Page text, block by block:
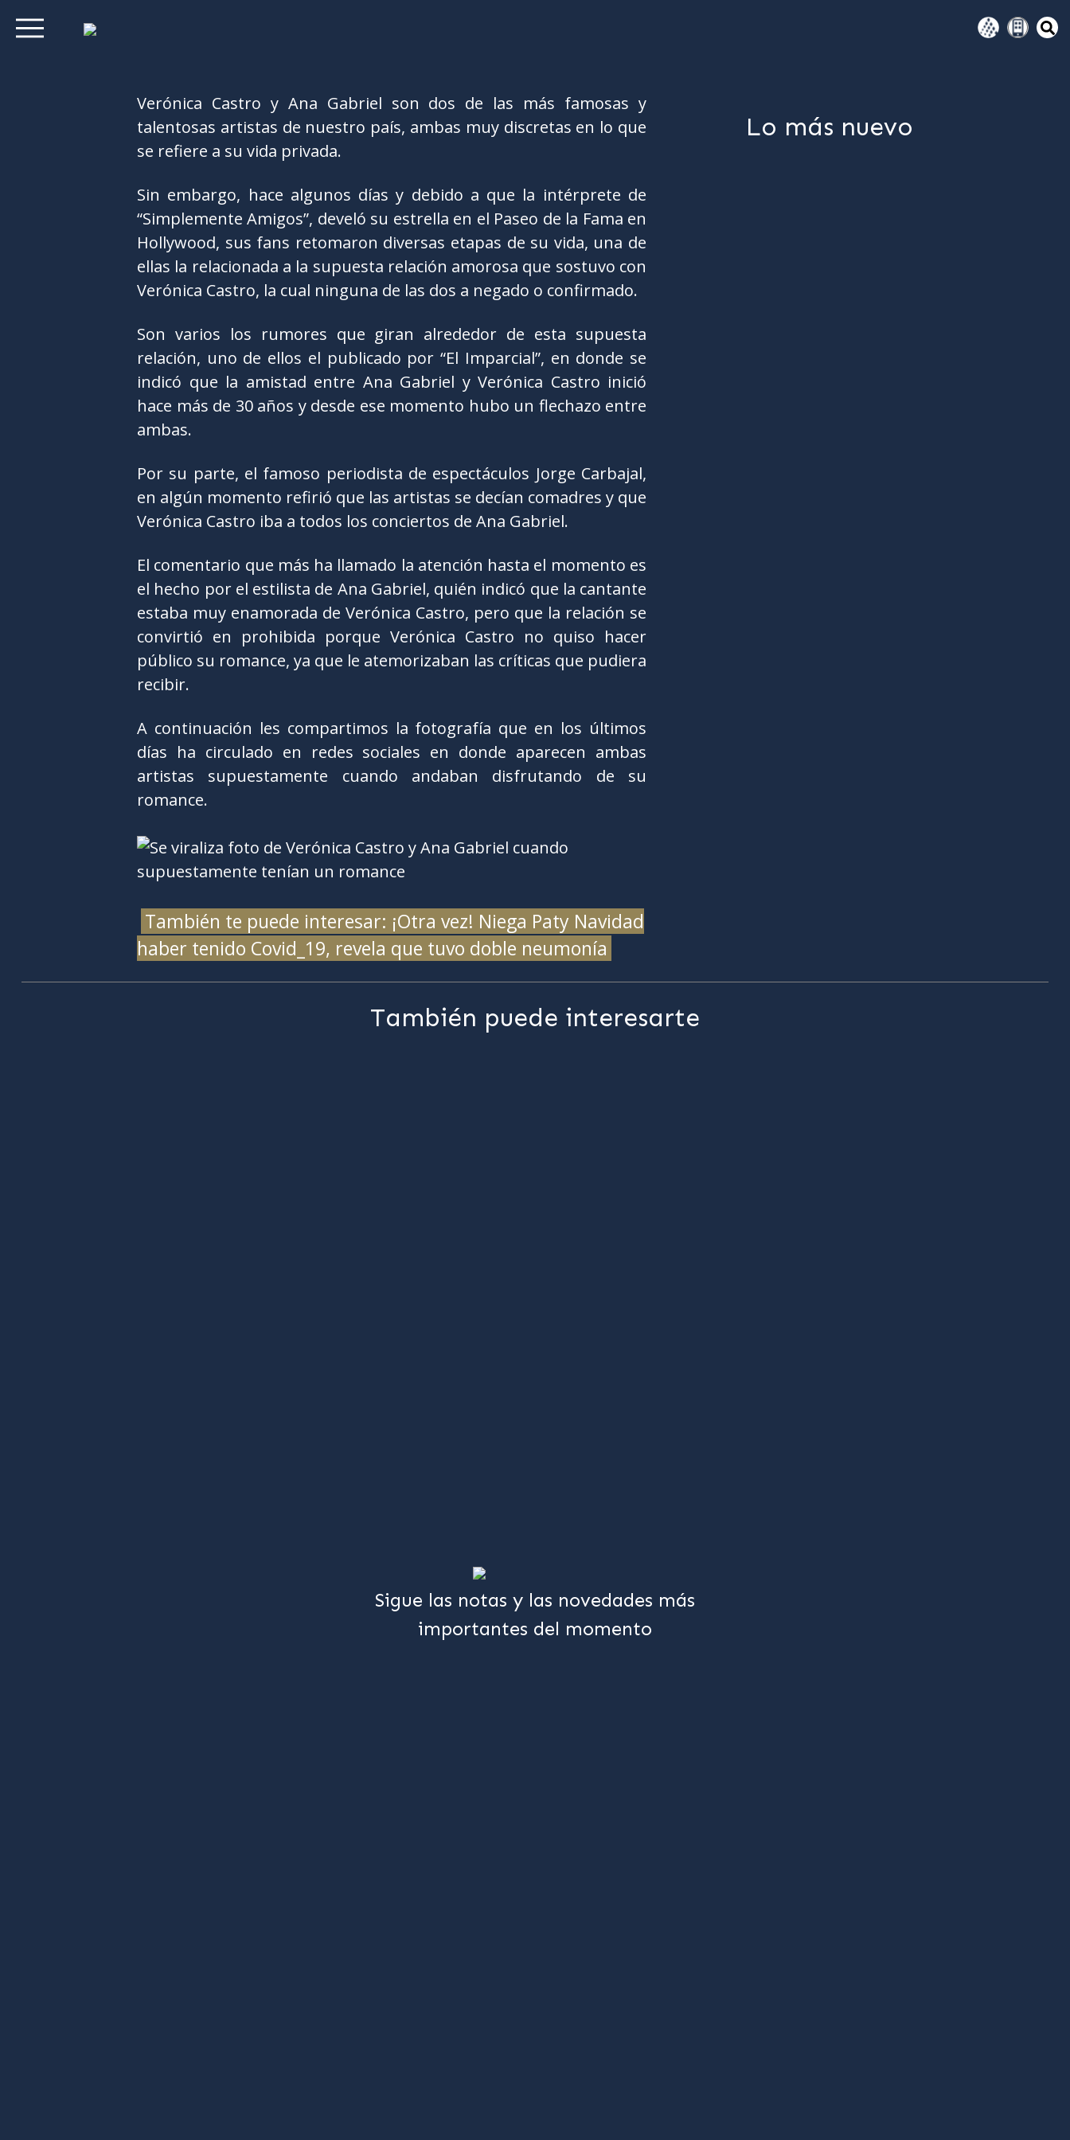
Verónica Castro y Ana Gabriel son dos de las más famosas y
talentosas artistas de nuestro país, ambas muy discretas en lo que
se refiere a su vida privada.
Sin embargo, hace algunos días y debido a que la intérprete de
“Simplemente Amigos”, develó su estrella en el Paseo de la Fama en
Hollywood, sus fans retomaron diversas etapas de su vida, una de
ellas la relacionada a la supuesta relación amorosa que sostuvo con
Verónica Castro, la cual ninguna de las dos a negado o confirmado.
Son varios los rumores que giran alrededor de esta supuesta
relación, uno de ellos el publicado por “El Imparcial”, en donde se
indicó que la amistad entre Ana Gabriel y Verónica Castro inició
hace más de 30 años y desde ese momento hubo un flechazo entre
ambas.
Por su parte, el famoso periodista de espectáculos Jorge Carbajal,
en algún momento refirió que las artistas se decían comadres y que
Verónica Castro iba a todos los conciertos de Ana Gabriel.
El comentario que más ha llamado la atención hasta el momento es
el hecho por el estilista de Ana Gabriel, quién indicó que la cantante
estaba muy enamorada de Verónica Castro, pero que la relación se
convirtió en prohibida porque Verónica Castro no quiso hacer
público su romance, ya que le atemorizaban las críticas que pudiera
recibir.
A continuación les compartimos la fotografía que en los últimos
días ha circulado en redes sociales en donde aparecen ambas
artistas supuestamente cuando andaban disfrutando de su
romance.
También te puede interesar: ¡Otra vez! Niega Paty Navidad
haber tenido Covid_19, revela que tuvo doble neumonía
Lo más nuevo
También puede interesarte
Sigue las notas y las novedades más
importantes del momento